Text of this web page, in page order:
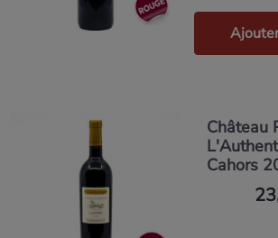
Château
Cahors